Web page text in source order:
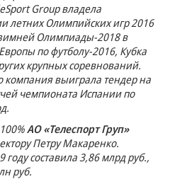
Group владела
летних Олимпийских игр 2016
Олимпиады-2018 в
по футболу-2016, Кубка
крупных соревнований.
компания выиграла тендер на
чемпионата Испании по
АО «Телеспорт Груп»
Петру Макаренко.
составила 3,86 млрд руб.,
руб.